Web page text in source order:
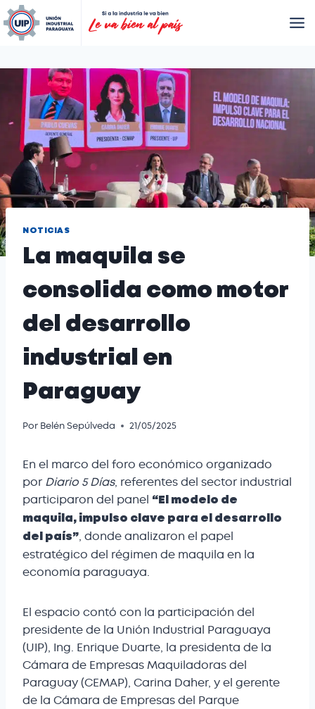
NOTICIAS
La maquila se
consolida como motor
del desarrollo
industrial en
Paraguay
Por Belén Sepúlveda 21/05/2025
En el marco del foro económico organizado
por Diario 5 Días, referentes del sector industrial
participaron del panel “El modelo de
maquila, impulso clave para el desarrollo
del país”, donde analizaron el papel
estratégico del régimen de maquila en la
economía paraguaya.
El espacio contó con la participación del
presidente de la Unión Industrial Paraguaya
(UIP), Ing. Enrique Duarte, la presidenta de la
Cámara de Empresas Maquiladoras del
Paraguay (CEMAP), Carina Daher, y el gerente
de la Cámara de Empresas del Parque